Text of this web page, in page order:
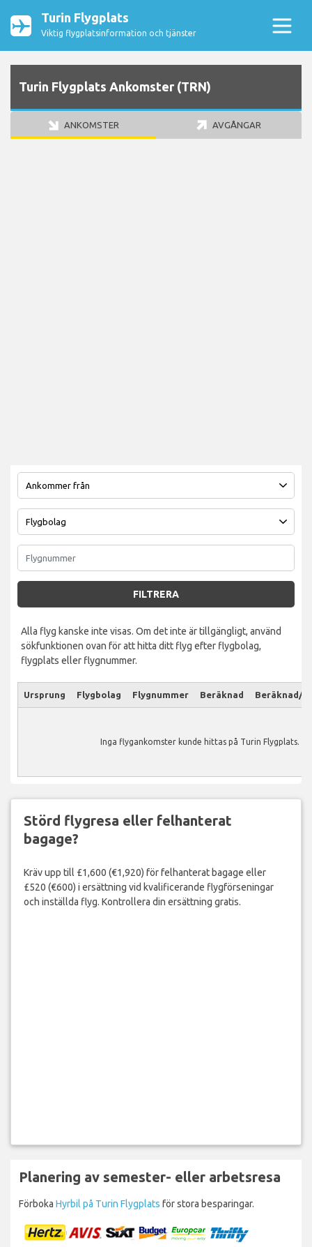
Turin Flygplats
Viktig flygplatsinformation och tjänster
Turin Flygplats Ankomster (TRN)
ANKOMSTER AVGÅNGAR
FILTRERA
Alla flyg kanske inte visas. Om det inte är tillgängligt, använd
sökfunktionen ovan för att hitta ditt flyg efter flygbolag,
flygplats eller flygnummer.
Ursprung Flygbolag Flygnummer Beräknad Beräknad/
Inga flygankomster kunde hittas på Turin Flygplats.
Störd flygresa eller felhanterat
bagage?
Kräv upp till £1,600 (€1,920) för felhanterat bagage eller
£520 (€600) i ersättning vid kvalificerande flygförseningar
och inställda flyg. Kontrollera din ersättning gratis.
Planering av semester- eller arbetsresa
Förboka Hyrbil på Turin Flygplats för stora besparingar.